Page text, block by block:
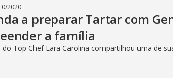
i
d
2020
a preparar Tartar com
a família
do Top Chef Lara Carolina compartilhou uma de